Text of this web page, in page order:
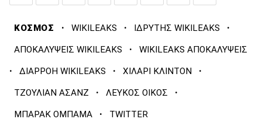
ΚΟΣΜΟΣ · WIKILEAKS · ΙΔΡΥΤΗΣ WIKILEAKS ·
ΑΠΟΚΑΛΥΨΕΙΣ WIKILEAKS · WIKILEAKS ΑΠΟΚΑΛΥΨΕΙΣ
· ΔΙΑΡΡΟΗ WIKILEAKS · ΧΙΛΑΡΙ ΚΛΙΝΤΟΝ ·
ΤΖΟΥΛΙΑΝ ΑΣΑΝΖ · ΛΕΥΚΟΣ ΟΙΚΟΣ ·
ΜΠΑΡΑΚ ΟΜΠΑΜΑ · TWITTER